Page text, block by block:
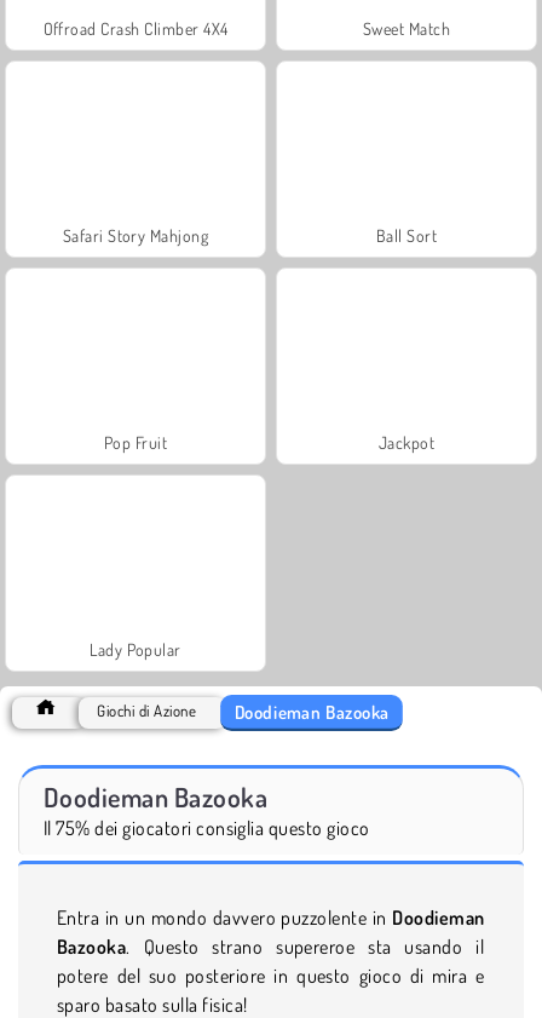
Offroad Crash Climber 4X4 Sweet Match
Safari Story Mahjong Ball Sort
Pop Fruit Jackpot
Lady Popular
Giochi di Azione Doodieman Bazooka
Doodieman Bazooka
Il 75% dei giocatori consiglia questo gioco
Entra in un mondo davvero puzzolente in Doodieman
Bazooka. Questo strano supereroe sta usando il
potere del suo posteriore in questo gioco di mira e
sparo basato sulla fisica!